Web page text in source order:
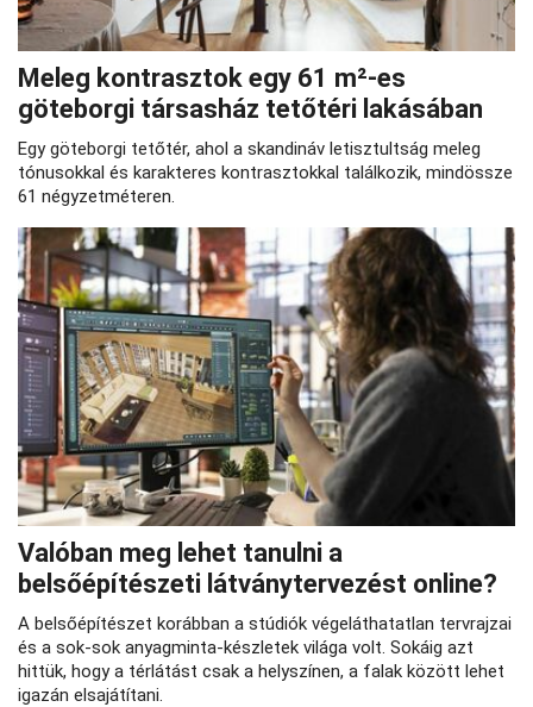
Meleg kontrasztok egy 61 m²-es
göteborgi társasház tetőtéri lakásában
Egy göteborgi tetőtér, ahol a skandináv letisztultság meleg
tónusokkal és karakteres kontrasztokkal találkozik, mindössze
61 négyzetméteren.
Valóban meg lehet tanulni a
belsőépítészeti látványtervezést online?
A belsőépítészet korábban a stúdiók végeláthatatlan tervrajzai
és a sok-sok anyagminta-készletek világa volt. Sokáig azt
hittük, hogy a térlátást csak a helyszínen, a falak között lehet
igazán elsajátítani.